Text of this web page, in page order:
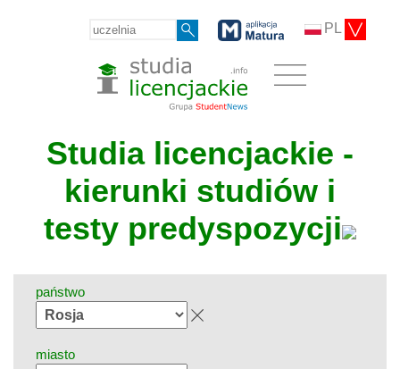
PL
Studia licencjackie -
kierunki studiów i
testy predyspozycji
państwo
miasto